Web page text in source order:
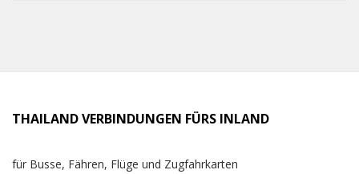
THAILAND VERBINDUNGEN FÜRS INLAND
für Busse, Fähren, Flüge und Zugfahrkarten